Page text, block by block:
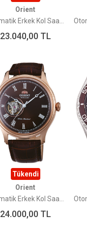
Orient
23.040,00TL
Tükendi
Orient
24.000,00TL